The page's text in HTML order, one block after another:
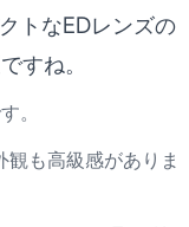
トなEDレンズの
すね。
。
も高級感がありま